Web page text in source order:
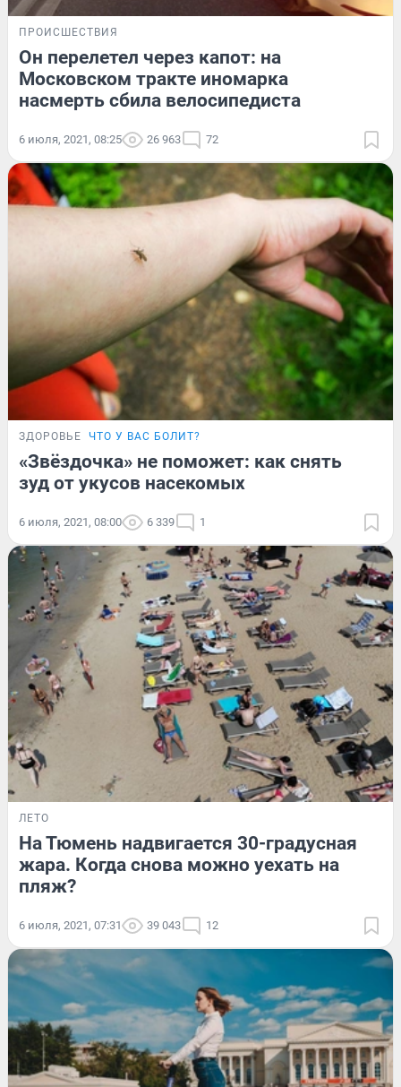
ПРОИСШЕСТВИЯ
Он перелетел через капот: на
Московском тракте иномарка
насмерть сбила велосипедиста
6 июля, 2021, 08:25 26 963 72
ЗДОРОВЬЕ ЧТО У ВАС БОЛИТ?
«Звёздочка» не поможет: как снять
зуд от укусов насекомых
6 июля, 2021, 08:00 6 339 1
ЛЕТО
На Тюмень надвигается 30-градусная
жара. Когда снова можно уехать на
пляж?
6 июля, 2021, 07:31 39 043 12